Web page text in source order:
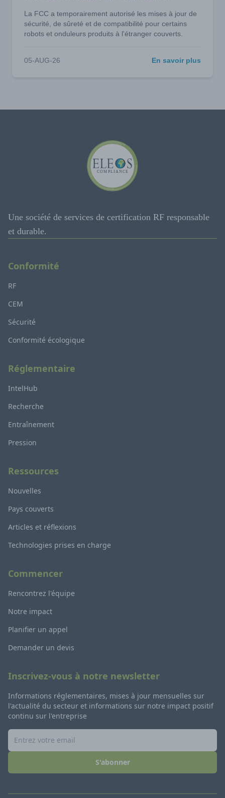
La FCC a temporairement autorisé les mises à jour de
sécurité, de sûreté et de compatibilité pour certains
robots et onduleurs produits à l'étranger couverts.
05-AUG-26 En savoir plus
Une société de services de certification RF responsable
et durable.
Conformité
RF
CEM
Sécurité
Conformité écologique
Réglementaire
IntelHub
Recherche
Entraînement
Pression
Ressources
Nouvelles
Pays couverts
Articles et réflexions
Technologies prises en charge
Commencer
Rencontrez l'équipe
Notre impact
Planifier un appel
Demander un devis
Inscrivez-vous à notre newsletter
Informations réglementaires, mises à jour mensuelles sur
l'actualité du secteur et informations sur notre impact positif
continu sur l'entreprise
S'abonner